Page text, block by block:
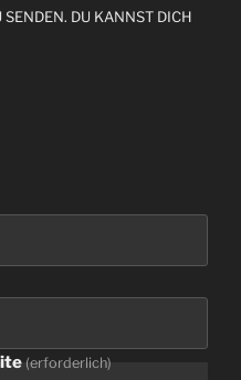
DU KANNST DICH
(erforderlich)